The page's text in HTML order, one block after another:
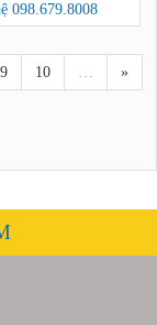
098.679.8008
9 10 … »